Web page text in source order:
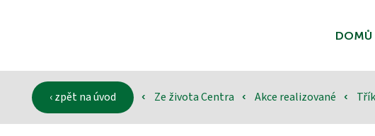
DOMŮ
‹ zpět na úvod ‹ Ze života Centra ‹ Akce realizované ‹